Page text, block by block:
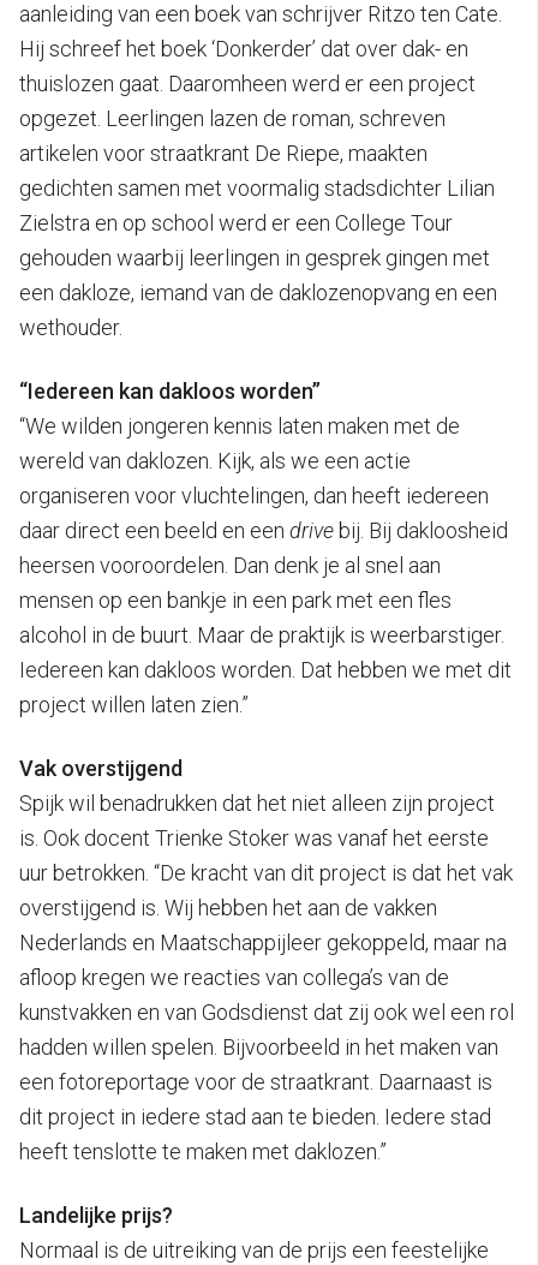
aanleiding van een boek van schrijver Ritzo ten Cate.
Hij schreef het boek ‘Donkerder’ dat over dak- en
thuislozen gaat. Daaromheen werd er een project
opgezet. Leerlingen lazen de roman, schreven
artikelen voor straatkrant De Riepe, maakten
gedichten samen met voormalig stadsdichter Lilian
Zielstra en op school werd er een College Tour
gehouden waarbij leerlingen in gesprek gingen met
een dakloze, iemand van de daklozenopvang en een
wethouder.
“Iedereen kan dakloos worden”
“We wilden jongeren kennis laten maken met de
wereld van daklozen. Kijk, als we een actie
organiseren voor vluchtelingen, dan heeft iedereen
daar direct een beeld en een drive bij. Bij dakloosheid
heersen vooroordelen. Dan denk je al snel aan
mensen op een bankje in een park met een fles
alcohol in de buurt. Maar de praktijk is weerbarstiger.
Iedereen kan dakloos worden. Dat hebben we met dit
project willen laten zien.”
Vak overstijgend
Spijk wil benadrukken dat het niet alleen zijn project
is. Ook docent Trienke Stoker was vanaf het eerste
uur betrokken. “De kracht van dit project is dat het vak
overstijgend is. Wij hebben het aan de vakken
Nederlands en Maatschappijleer gekoppeld, maar na
afloop kregen we reacties van collega’s van de
kunstvakken en van Godsdienst dat zij ook wel een rol
hadden willen spelen. Bijvoorbeeld in het maken van
een fotoreportage voor de straatkrant. Daarnaast is
dit project in iedere stad aan te bieden. Iedere stad
heeft tenslotte te maken met daklozen.”
Landelijke prijs?
Normaal is de uitreiking van de prijs een feestelijke